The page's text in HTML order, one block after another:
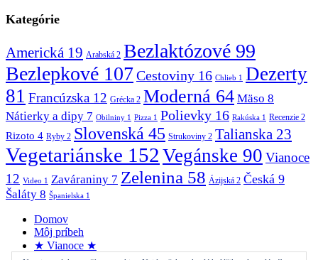
Kategórie
Americká 19 Arabská 2 Bezlaktózové 99
Bezlepkové 107Cestoviny 16 Chlieb 1
Dezerty
81 Francúzska 12 Grécka 2 Moderná 64 Mäso 8
Nátierky a dipy 7 Obilniny 1 Pizza 1 Polievky 16 Rakúska 1 Recenzie 2
Rizoto 4 Ryby 2 Slovenská 45 Strukoviny 2 Talianska 23
Vegetariánske 152 Vegánske 90 Vianoce
12 Video 1 Zaváraniny 7 Zelenina 58 Ázijská 2 Česká 9
Šaláty 8 Španielska 1
Domov
Môj príbeh
★ Vianoce ★